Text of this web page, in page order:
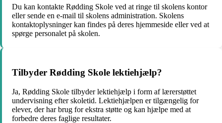
Du kan kontakte Rødding Skole ved at ringe til skolens kontor
eller sende en e-mail til skolens administration. Skolens
kontaktoplysninger kan findes på deres hjemmeside eller ved at
spørge personalet på skolen.
Tilbyder Rødding Skole lektiehjælp?
Ja, Rødding Skole tilbyder lektiehjælp i form af lærerstøttet
undervisning efter skoletid. Lektiehjælpen er tilgængelig for
elever, der har brug for ekstra støtte og kan hjælpe med at
forbedre deres faglige resultater.